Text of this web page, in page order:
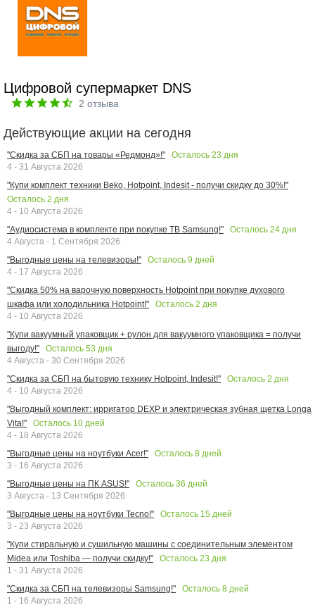
Цифровой супермаркет DNS
2 отзыва
Действующие акции на сегодня
"Скидка за СБП на товары «Редмонд»!" Осталось 23 дня
4 - 31 Августа 2026
"Купи комплект техники Beko, Hotpoint, Indesit - получи скидку до 30%!"
Осталось 2 дня
4 - 10 Августа 2026
"Аудиосистема в комплекте при покупке ТВ Samsung!"
Осталось 24 дня
4 Августа - 1 Сентября 2026
"Выгодные цены на телевизоры!"
Осталось 9 дней
4 - 17 Августа 2026
"Скидка 50% на варочную поверхность Hotpoint при покупке духового
шкафа или холодильника Hotpoint!"
Осталось 2 дня
4 - 10 Августа 2026
"Купи вакуумный упаковщик + рулон для вакуумного упаковщика = получи
выгоду!"
Осталось 53 дня
4 Августа - 30 Сентября 2026
"Скидка за СБП на бытовую технику Hotpoint, Indesit!"
Осталось 2 дня
4 - 10 Августа 2026
"Выгодный комплект: ирригатор DEXP и электрическая зубная щетка Longa
Vita!"
Осталось 10 дней
4 - 18 Августа 2026
"Выгодные цены на ноутбуки Acer!"
Осталось 8 дней
3 - 16 Августа 2026
"Выгодные цены на ПК ASUS!"
Осталось 36 дней
3 Августа - 13 Сентября 2026
"Выгодные цены на ноутбуки Tecno!"
Осталось 15 дней
3 - 23 Августа 2026
"Купи стиральную и сушильную машины с соединительным элементом
Midea или Toshiba — получи скидку!"
Осталось 23 дня
1 - 31 Августа 2026
"Скидка за СБП на телевизоры Samsung!"
Осталось 8 дней
1 - 16 Августа 2026